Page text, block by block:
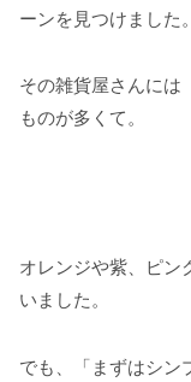
ーンを見つけました。
その雑貨屋さんには
ものが多くて。
オレンジや紫、ピン
いました。
でも、「まずはシン